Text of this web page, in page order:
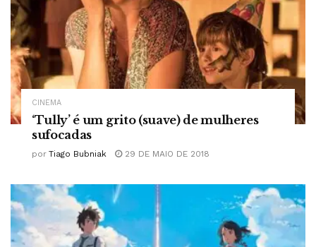
CINEMA
‘Tully’ é um grito (suave) de mulheres
sufocadas
por Tiago Bubniak 29 DE MAIO DE 2018